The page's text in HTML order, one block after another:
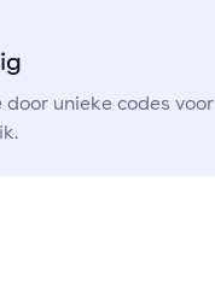
unieke codes voor